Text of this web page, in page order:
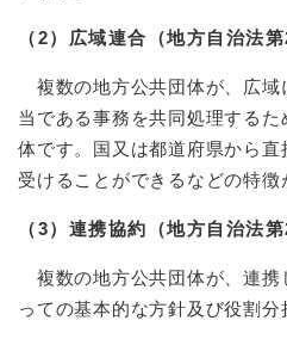
（2）広域連合（地方自治法第
複数の地方公共団体が、広域
当である事務を共同処理する
体です。国又は都道府県から
受けることができるなどの特徴
（3）連携協約（地方自治法第
複数の地方公共団体が、連携
っての基本的な方針及び役割分